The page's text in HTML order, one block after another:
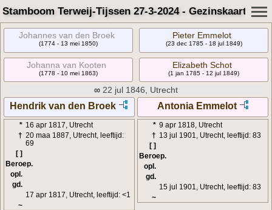
Stamboom Terweij-Tijssen 27-3-2024 - Gezinskaart
Johannes van den Broek
(1774 - 13 mei 1850)
Pieter Emmelot
(23 dec 1785 - 18 jul 1849)
Johanna van Kooten
(1778 - 10 mei 1863)
Elizabeth Schot
(1 jan 1785 - 12 jul 1849)
∞ 22 jul 1846, Utrecht
Hendrik van den Broek Antonia Emmelot
* 16 apr 1817, Utrecht
† 20 maa 1887, Utrecht, leeftijd:
69
[ ]
Beroep.
opl.
gd.
17 apr 1817, Utrecht, leeftijd: <1
~
* 9 apr 1818, Utrecht
† 13 jul 1901, Utrecht, leeftijd: 83
[ ]
Beroep.
opl.
gd.
15 jul 1901, Utrecht, leeftijd: 83
~